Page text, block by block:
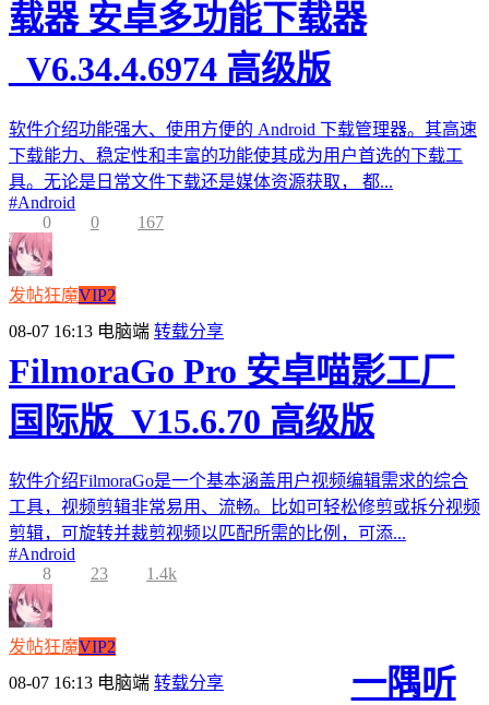
载器 安卓多功能下载器
_V6.34.4.6974 高级版
软件介绍功能强大、使用方便的 Android 下载管理器。其高速
下载能力、稳定性和丰富的功能使其成为用户首选的下载工
具。无论是日常文件下载还是媒体资源获取， 都...
#Android
0
0 167
发帖狂魔VIP2
08-07 16:13 电脑端 转载分享
FilmoraGo Pro 安卓喵影工厂
国际版_V15.6.70 高级版
软件介绍FilmoraGo是一个基本涵盖用户视频编辑需求的综合
工具，视频剪辑非常易用、流畅。比如可轻松修剪或拆分视频
剪辑，可旋转并裁剪视频以匹配所需的比例，可添...
#Android
8
23 1.4k
发帖狂魔VIP2
08-07 16:13 电脑端 转载分享
一隅听